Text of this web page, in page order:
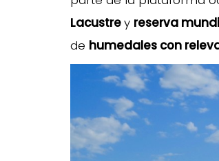
Lacustrey reserva
de humedales con